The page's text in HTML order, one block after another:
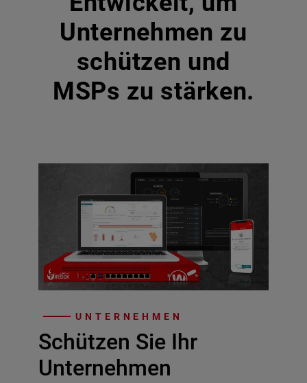
Unternehmen zu
schützen und
MSPs zu stärken.
UNTERNEHMEN
Schützen Sie Ihr
Unternehmen